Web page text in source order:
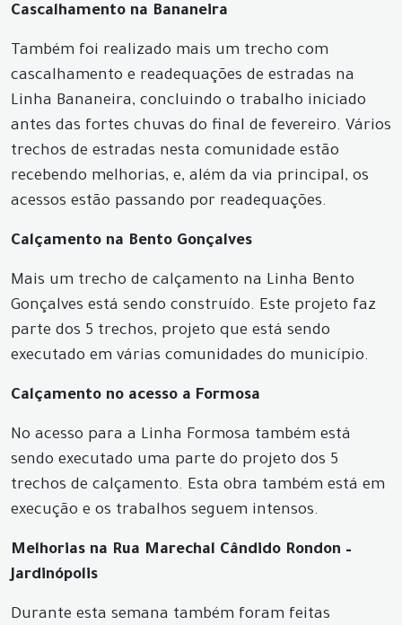
Cascalhamento na Bananeira
Também foi realizado mais um trecho com
cascalhamento e readequações de estradas na
Linha Bananeira, concluindo o trabalho iniciado
antes das fortes chuvas do final de fevereiro. Vários
trechos de estradas nesta comunidade estão
recebendo melhorias, e, além da via principal, os
acessos estão passando por readequações.
Calçamento na Bento Gonçalves
Mais um trecho de calçamento na Linha Bento
Gonçalves está sendo construído. Este projeto faz
parte dos 5 trechos, projeto que está sendo
executado em várias comunidades do município.
Calçamento no acesso a Formosa
No acesso para a Linha Formosa também está
sendo executado uma parte do projeto dos 5
trechos de calçamento. Esta obra também está em
execução e os trabalhos seguem intensos.
Melhorias na Rua Marechal Cândido Rondon –
Jardinópolis
Durante esta semana também foram feitas